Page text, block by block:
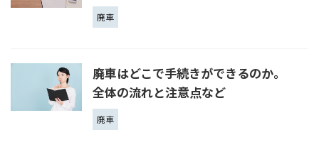
廃車
廃車はどこで手続きができるのか。
全体の流れと注意点など
廃車